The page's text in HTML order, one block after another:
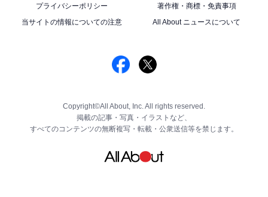
プライバシーポリシー
著作権・商標・免責事項
当サイトの情報についての注意
All About ニュースについて
Copyright©All About, Inc. All rights reserved.
掲載の記事・写真・イラストなど、
すべてのコンテンツの無断複写・転載・公衆送信等を禁じます。